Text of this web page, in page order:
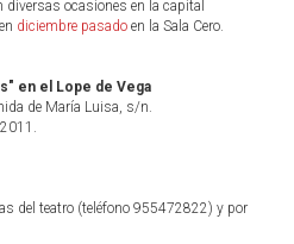
diversas ocasiones en la capital
diciembre pasado en la Sala Cero.
en el Lope de Vega
de María Luisa, s/n.
del teatro (teléfono 955472822) y por